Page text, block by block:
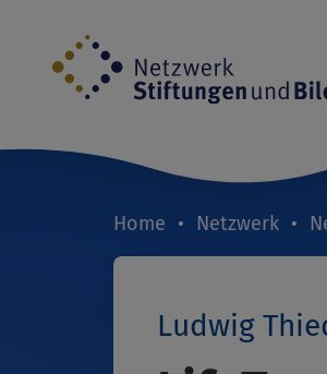
Inhalt
Breadcrumb
Home Netzwerk
Ludwig